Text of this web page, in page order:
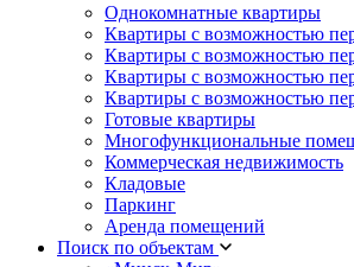
Однокомнатные квартиры
Квартиры с возможностью
Квартиры с возможностью
Квартиры с возможностью
Квартиры с возможностью
Готовые квартиры
Многофункциональные
Коммерческая недвижимость
Кладовые
Паркинг
Аренда помещений
Поиск по объектам